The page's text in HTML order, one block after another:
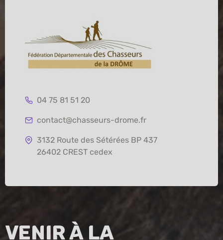
04 75 81 51 20
contact@chasseurs-drome.fr
3132 Route des Sétérées BP 437
26402 CREST cedex
Venir à la